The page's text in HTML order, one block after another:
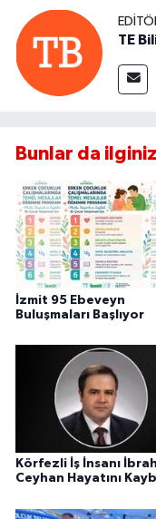
TE
Bunlar da
İzmit 95 Ebeveyn
Buluşmaları Başlıyor
Körfezli İş İnsanı
Ceyhan Hayatını